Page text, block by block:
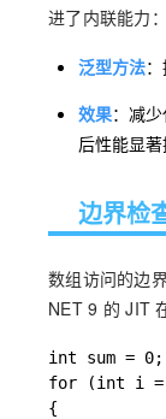
进了内联能力：
泛型方法
效果：减
后性能显著
边界检
数组访问的边
NET 9 的 JIT
int sum = 0;
for (int i =
{